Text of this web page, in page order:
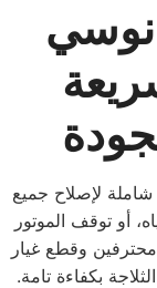
لإصلاح جميع
أو توقف الموتور
وقطع غيار
بكفاءة تامة.